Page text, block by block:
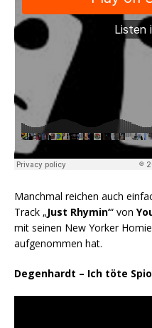
Manchmal reichen auch
Track „Just Rhymin‘“ von
mit seinen New Yorker
aufgenommen hat.
Degenhardt – Ich töte